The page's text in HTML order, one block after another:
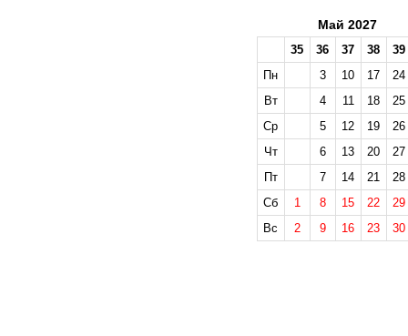
Май 2027
35 36 37 38
39
Пн
3 10 17
24
Вт
4 11 18
25
Ср
5 12 19
26
Чт
6 13 20
27
Пт
7 14 21
28
Сб
1 8 15 22
29
Вс
2 9 16 23 30